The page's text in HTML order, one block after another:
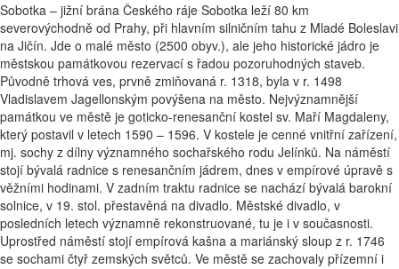
Sobotka – jižní brána Českého ráje Sobotka leží 80 km
severovýchodně od Prahy, při hlavním silničním tahu z Mladé Boleslavi
na Jičín. Jde o malé město (2500 obyv.), ale jeho historické jádro je
městskou památkovou rezervací s řadou pozoruhodných staveb.
Původně trhová ves, prvně zmiňovaná r. 1318, byla v r. 1498
Vladislavem Jagellonským povýšena na město. Nejvýznamnější
památkou ve městě je goticko-renesanční kostel sv. Maří Magdaleny,
který postavil v letech 1590 – 1596. V kostele je cenné vnitřní zařízení,
mj. sochy z dílny významného sochařského rodu Jelínků. Na náměstí
stojí bývalá radnice s renesančním jádrem, dnes v empírové úpravě s
věžními hodinami. V zadním traktu radnice se nachází bývalá barokní
solnice, v 19. stol. přestavěná na divadlo. Městské divadlo, v
posledních letech významně rekonstruované, tu je i v současnosti.
Uprostřed náměstí stojí empírová kašna a mariánský sloup z r. 1746
se sochami čtyř zemských světců. Ve městě se zachovaly přízemní i